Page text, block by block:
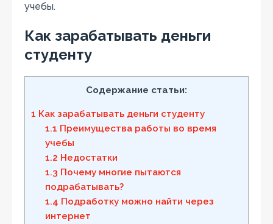
учебы.
Как зарабатывать деньги
студенту
Содержание статьи:
1 Как зарабатывать деньги студенту
1.1 Преимущества работы во время
учебы
1.2 Недостатки
1.3 Почему многие пытаются
подрабатывать?
1.4 Подработку можно найти через
интернет